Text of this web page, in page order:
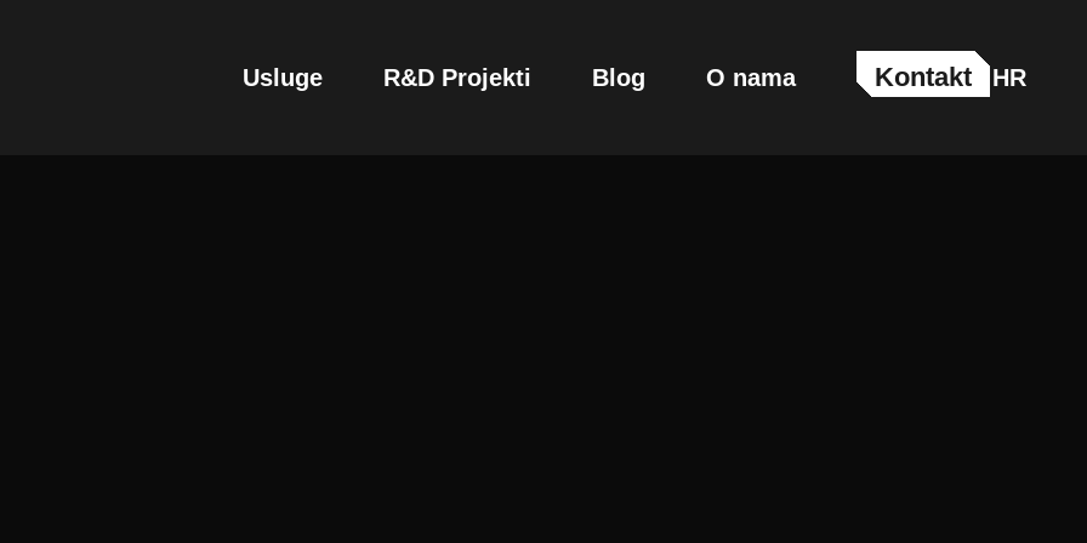
Usluge R&D Projekti Blog O nama Kontakt